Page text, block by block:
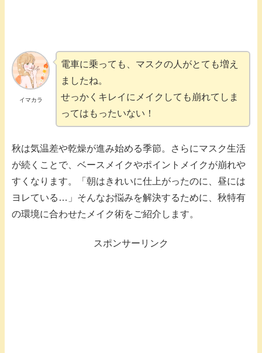
イマカラ
電車に乗っても、マスクの人がとても増え
ましたね。
せっかくキレイにメイクしても崩れてしま
ってはもったいない！
秋は気温差や乾燥が進み始める季節。さらにマスク生活
が続くことで、ベースメイクやポイントメイクが崩れや
すくなります。「朝はきれいに仕上がったのに、昼には
ヨレている…」そんなお悩みを解決するために、秋特有
の環境に合わせたメイク術をご紹介します。
スポンサーリンク